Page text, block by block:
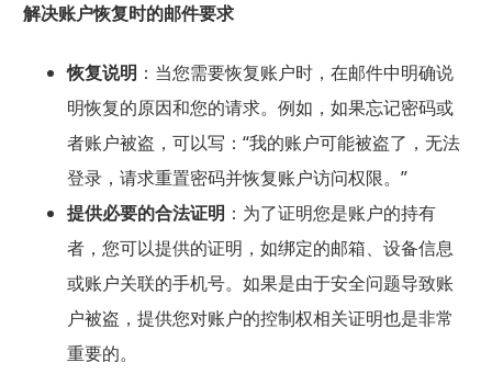
解决账户恢复时的邮件要求
恢复说明 ：当您需要恢复账户时，在邮件中明确说
明恢复的原因和您的请求。例如，如果忘记密码或
者账户被盗，可以写：“我的账户可能被盗了，无法
登录，请求重置密码并恢复账户访问权限。”
提供必要的合法证明 ：为了证明您是账户的持有
者，您可以提供的证明，如绑定的邮箱、设备信息
或账户关联的手机号。如果是由于安全问题导致账
户被盗，提供您对账户的控制权相关证明也是非常
重要的。